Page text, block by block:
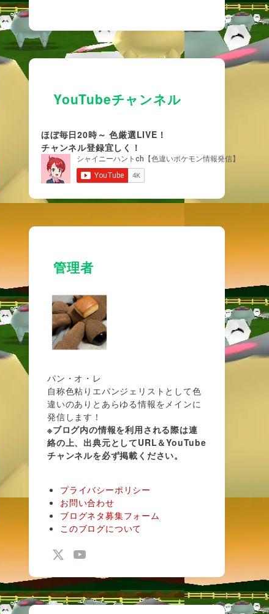
YouTubeチャンネル
ほぼ毎日20時～ 色厳選LIVE！
チャンネル登録宜しく！
管理者
パン・オ・レ
自称色粘りエバンジェリストとして色
違いのありとあらゆる情報をメインに
発信します！
※ブログ内の情報を利用される際は連
絡の上、出典元としてURL＆YouTube
チャンネルを必ず掲載ください。
プライバシーポリシー
お問い合わせ
ブログネタ募集フォーム
このブログについて